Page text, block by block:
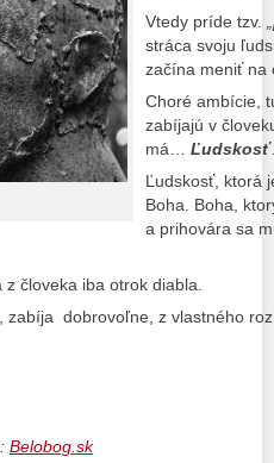
Vtedy príde tzv.
stráca svoju
začína meniť na
Choré ambície,
zabíjajú v
má… Ľudskosť
Ľudskosť, ktorá
Boha. Boha,
a prihovára sa
človeka iba otrok diabla.
zabíja dobrovoľne, z vlastného
Belobog.sk